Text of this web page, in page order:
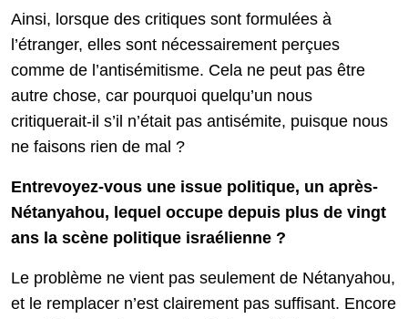
Ainsi, lorsque des critiques sont formulées à
l’étranger, elles sont nécessairement perçues
comme de l’antisémitisme. Cela ne peut pas être
autre chose, car pourquoi quelqu’un nous
critiquerait-il s’il n’était pas antisémite, puisque nous
ne faisons rien de mal ?
Entrevoyez-vous une issue politique, un après-
Nétanyahou, lequel occupe depuis plus de vingt
ans la scène politique israélienne ?
Le problème ne vient pas seulement de Nétanyahou,
et le remplacer n’est clairement pas suffisant. Encore